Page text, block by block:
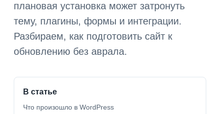
плановая установка может затронуть
тему, плагины, формы и интеграции.
Разбираем, как подготовить сайт к
обновлению без аврала.
В статье
Что произошло в WordPress